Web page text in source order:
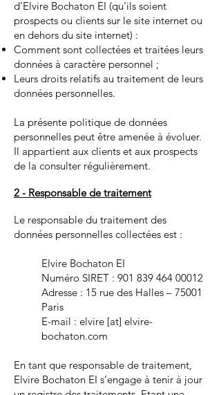
d’Elvire Bochaton EI (qu’ils soient
prospects ou clients sur le site internet ou
en dehors du site internet) :
Comment sont collectées et traitées leurs
données à caractère personnel ;
Leurs droits relatifs au traitement de leurs
données personnelles.
La présente politique de données
personnelles peut être amenée à évoluer.
Il appartient aux clients et aux prospects
de la consulter régulièrement.
2 - Responsable de traitement
Le responsable du traitement des
données personnelles collectées est :
Elvire Bochaton EI
Numéro SIRET : 901 839 464 00012
Adresse : 15 rue des Halles – 75001
Paris
E-mail : elvire [at] elvire-
bochaton.com
En tant que responsable de traitement,
Elvire Bochaton EI s’engage à tenir à jour